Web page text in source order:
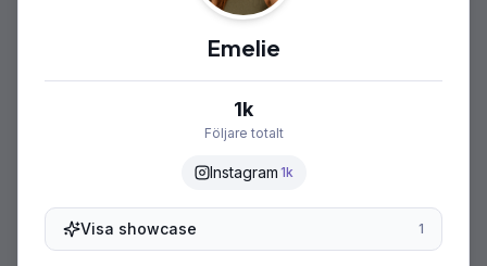
Emelie
1k
Följare totalt
Instagram 1k
Visa showcase 1